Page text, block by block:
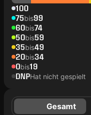
100
75bis99
60bis74
50bis59
35bis49
20bis34
0bis19
DNPHat nicht gespielt
Gesamt